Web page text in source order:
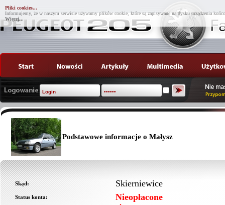
Pliki cookies...
Informujemy, że w naszym serwisie używamy plików cookie, które są zapisywane na dysku urządzenia
Więcej...
Podstawowe informacje o Małysz
Skąd: Skierniewice
Status konta: Nieopłacone